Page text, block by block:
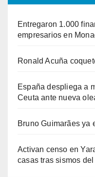
Entregaron 1.000
empresarios en
Ronald Acuña
España despliega a
Ceuta ante nueva
Bruno Guimarães ya
Activan censo en
casas tras sismos del